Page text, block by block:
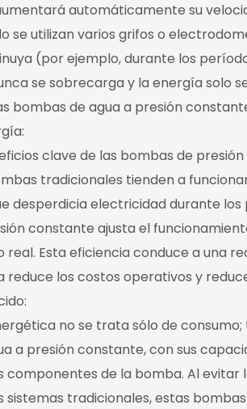
automáticamente su
se utilizan varios grifos o
(por ejemplo, durante los
se sobrecarga y la energía solo
bombas de agua a presión
clave de las bombas de
tradicionales tienden a
desperdicia electricidad durante
constante ajusta el
real. Esta eficiencia conduce a una
reduce los costos operativos y
no se trata sólo de
a presión constante, con sus
componentes de la bomba. Al
sistemas tradicionales, estas